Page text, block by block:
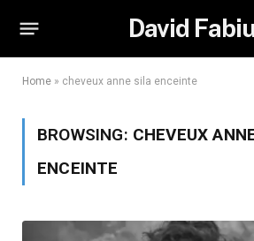
David
Home » cheveux anne sila enceinte
BROWSING: CHEVEUX
ENCEINTE